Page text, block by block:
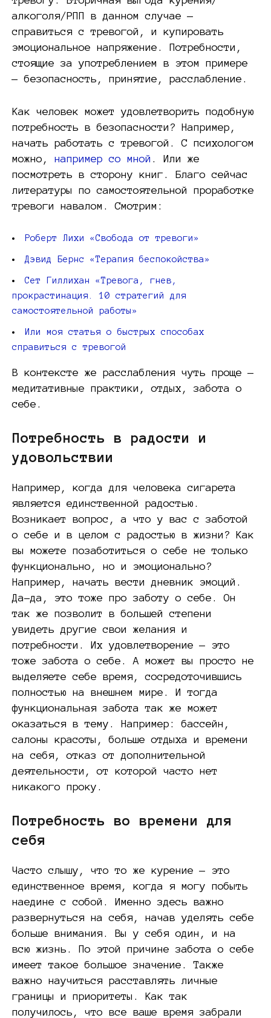
алкоголя/РПП в данном случае —
справиться с тревогой, и купировать
эмоциональное напряжение. Потребности,
стоящие за употреблением в этом примере
— безопасность, принятие, расслабление.
Как человек может удовлетворить подобную
потребность в безопасности? Например,
начать работать с тревогой. С психологом
можно, например со мной . Или же
посмотреть в сторону книг. Благо сейчас
литературы по самостоятельной проработке
тревоги навалом. Смотрим:
Роберт Лихи «Свобода от тревоги»
Дэвид Бернс «Терапия беспокойства»
Сет Гиллихан «Тревога, гнев,
прокрастинация. 10 стратегий для
самостоятельной работы»
Или моя статья о быстрых способах
справиться с тревогой
В контексте же расслабления чуть проще —
медитативные практики, отдых, забота о
себе.
Потребность в радости и
удовольствии
Например, когда для человека сигарета
является единственной радостью.
Возникает вопрос, а что у вас с заботой
о себе и в целом с радостью в жизни? Как
вы можете позаботиться о себе не только
функционально, но и эмоционально?
Например, начать вести дневник эмоций.
Да-да, это тоже про заботу о себе. Он
так же позволит в большей степени
увидеть другие свои желания и
потребности. Их удовлетворение — это
тоже забота о себе. А может вы просто не
выделяете себе время, сосредоточившись
полностью на внешнем мире. И тогда
функциональная забота так же может
оказаться в тему. Например: бассейн,
салоны красоты, больше отдыха и времени
на себя, отказ от дополнительной
деятельности, от которой часто нет
никакого проку.
Потребность во времени для
себя
Часто слышу, что то же курение — это
единственное время, когда я могу побыть
наедине с собой. Именно здесь важно
развернуться на себя, начав уделять себе
больше внимания. Вы у себя один, и на
всю жизнь. По этой причине забота о себе
имеет такое большое значение. Также
важно научиться расставлять личные
границы и приоритеты. Как так
получилось, что все ваше время забрали